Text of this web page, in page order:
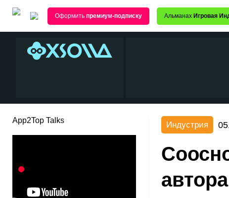
Оформить премиум-подписку Альманах Игровая
App2Top Talks Индустрия